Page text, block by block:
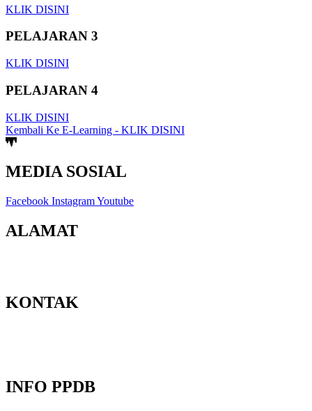
KLIK DISINI
PELAJARAN 3
KLIK DISINI
PELAJARAN 4
KLIK DISINI
Kembali Ke E-Learning - KLIK DISINI
MEDIA SOSIAL
Facebook InstagramYoutube
ALAMAT
KONTAK
INFO PPDB